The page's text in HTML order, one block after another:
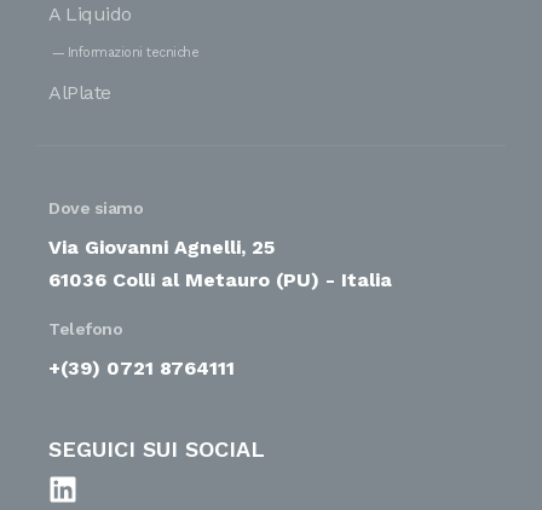
A Liquido
Informazioni tecniche
AlPlate
Dove siamo
Via Giovanni Agnelli, 25
61036 Colli al Metauro (PU) - Italia
Telefono
+(39) 0721 8764111
SEGUICI SUI SOCIAL